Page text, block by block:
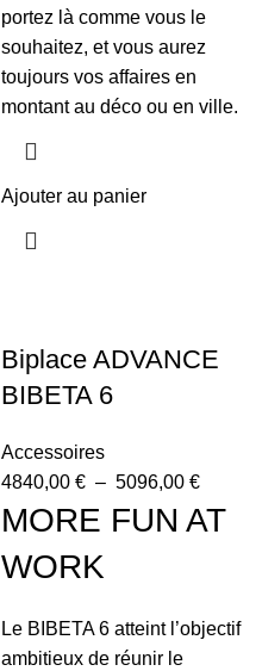
portez là comme vous le
souhaitez, et vous aurez
toujours vos affaires en
montant au déco ou en ville.
Ajouter au panier
Biplace ADVANCE
BIBETA 6
Accessoires
4840,00 € – 5096,00 €
MORE FUN AT
WORK
Le BIBETA 6 atteint l’objectif
ambitieux de réunir le